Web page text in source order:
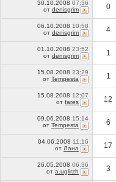
30.10.2008 07:36
от denisgrim 0
06.10.2008 10:58
от denisgrim 4
01.10.2008 23:52
от denisgrim 1
15.08.2008 23:29
от Tempesta 1
15.08.2008 12:07
от fares 12
09.06.2008 15:14
от Tempesta 6
04.06.2008 11:16
от Лана 17
26.05.2008 06:36
от a.uglirzh 3